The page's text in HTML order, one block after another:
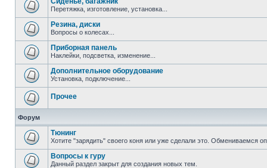
Перетяжка, изготовление, установка...
Резина, диски
Вопросы о колесах...
Приборная панель
Наклейки, подсветка, изменение...
Дополнительное оборудование
Установка, подключение...
Прочее
Форум
Тюнинг
Хотите "зарядить" своего коня или уже сделали это. Обмениваемся
Вопросы к гуру
Данный раздел закрыт для создания новых тем.